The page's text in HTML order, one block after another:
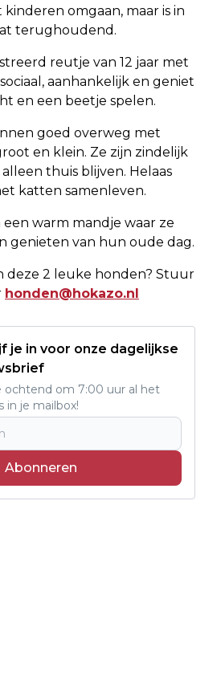
kinderen omgaan, maar is in
terughoudend.
reutje van 12 jaar met
aanhankelijk en geniet
en een beetje spelen.
goed overweg met
en klein. Ze zijn zindelijk
thuis blijven. Helaas
katten samenleven.
een warm mandje waar ze
genieten van hun oude dag.
deze 2 leuke honden? Stuur
honden@hokazo.nl
je in voor onze dagelijkse
ochtend om 7:00 uur al het
in je mailbox!
Abonneren